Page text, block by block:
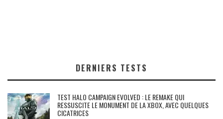
DERNIERS TESTS
TEST HALO CAMPAIGN EVOLVED : LE REMAKE QUI
RESSUSCITE LE MONUMENT DE LA XBOX, AVEC QUELQUES
CICATRICES